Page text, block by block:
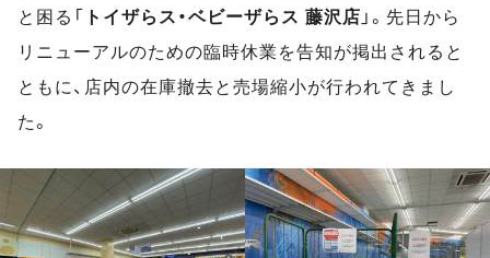
と困る「 トイザらス・ベビーザらス 藤沢店 」。先日から
リニューアルのための臨時休業を告知が掲出されると
ともに、店内の在庫撤去と売場縮小が行われてきまし
た。